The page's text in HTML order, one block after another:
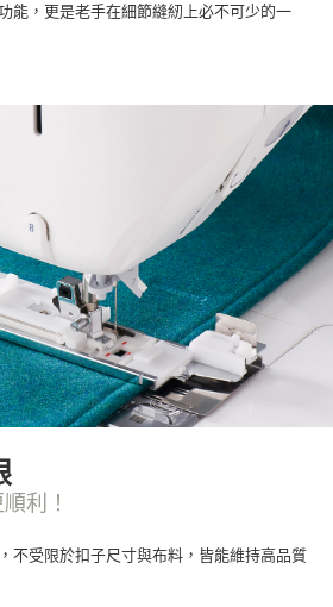
能，更是老手在細節縫紉上必不可少的一
利！
不受限於扣子尺寸與布料，皆能維持高品質